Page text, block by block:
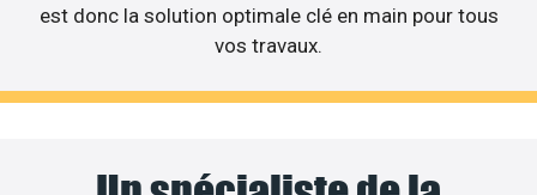
est donc la solution optimale clé en main pour tous
vos travaux.